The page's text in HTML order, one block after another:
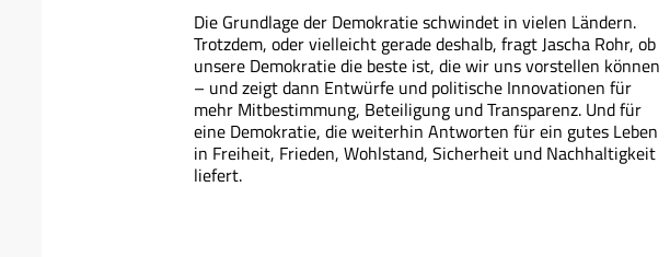
Die Grundlage der Demokratie schwindet in vielen Ländern.
Trotzdem, oder vielleicht gerade deshalb, fragt Jascha Rohr, ob
unsere Demokratie die beste ist, die wir uns vorstellen können
– und zeigt dann Entwürfe und politische Innovationen für
mehr Mitbestimmung, Beteiligung und Transparenz. Und für
eine Demokratie, die weiterhin Antworten für ein gutes Leben
in Freiheit, Frieden, Wohlstand, Sicherheit und Nachhaltigkeit
liefert.